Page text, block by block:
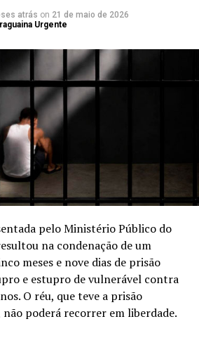
atrás on 21 de maio de 2026
Urgente
pelo Ministério Público do
na condenação de um
meses e nove dias de prisão
e estupro de vulnerável contra
O réu, que teve a prisão
poderá recorrer em liberdade.